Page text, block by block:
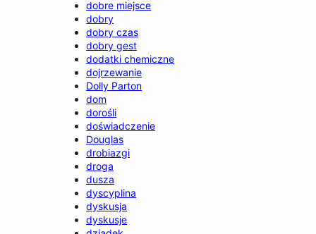
dobre miejsce
dobry
dobry czas
dobry gest
dodatki chemiczne
dojrzewanie
Dolly Parton
dom
dorośli
doświadczenie
Douglas
drobiazgi
droga
dusza
dyscyplina
dyskusja
dyskusje